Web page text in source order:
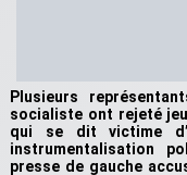
Plusieurs
socialiste ont rejeté
qui se dit victime
instrumentalisation
presse de gauche